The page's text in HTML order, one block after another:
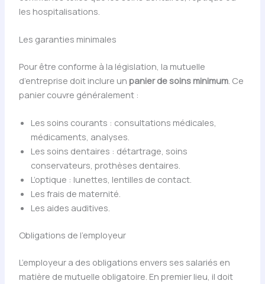
les hospitalisations.
Les garanties minimales
Pour être conforme à la législation, la mutuelle
d’entreprise doit inclure un panier de soins minimum. Ce
panier couvre généralement :
Les soins courants : consultations médicales,
médicaments, analyses.
Les soins dentaires : détartrage, soins
conservateurs, prothèses dentaires.
L’optique : lunettes, lentilles de contact.
Les frais de maternité.
Les aides auditives.
Obligations de l’employeur
L’employeur a des obligations envers ses salariés en
matière de mutuelle obligatoire. En premier lieu, il doit